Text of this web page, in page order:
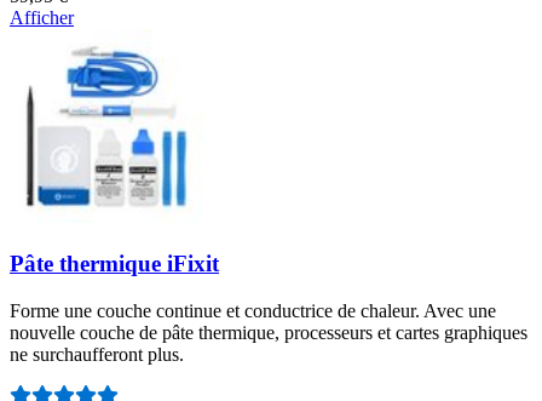
Afficher
Pâte thermique iFixit
Forme une couche continue et conductrice de chaleur. Avec une
nouvelle couche de pâte thermique, processeurs et cartes graphiques
ne surchaufferont plus.